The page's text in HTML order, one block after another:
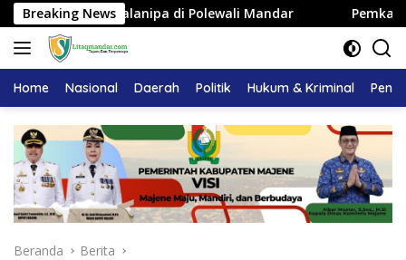
Langsung
ke
konten
Breaking News
Balanipa di Polewali Mandar Pemkab Majene
Home Nasional Daerah Politik Hukum & Kriminal
Beranda Berita